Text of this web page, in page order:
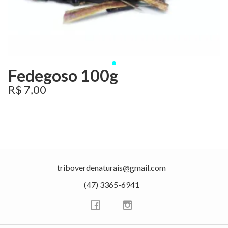
Fedegoso 100g
R$ 7,00
triboverdenaturais@gmail.com
(47) 3365-6941